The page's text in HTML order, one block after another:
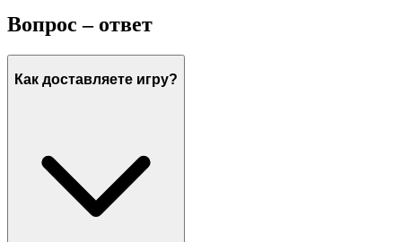
Вопрос – ответ
Как доставляете игру?